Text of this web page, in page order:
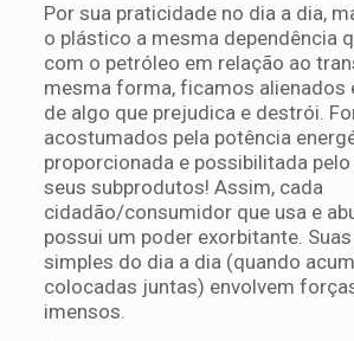
Por sua praticidade no dia a dia,
o plástico a mesma dependência
com o petróleo em relação ao
mesma forma, ficamos alienados
de algo que prejudica e destrói.
acostumados pela potência
proporcionada e possibilitada
seus subprodutos! Assim, cada
cidadão/consumidor que usa e
possui um poder exorbitante.
simples do dia a dia (quando
colocadas juntas) envolvem
imensos.